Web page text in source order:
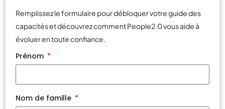
Remplissez le formulaire pour débloquer votre guide des
capacités et découvrez comment People2.0 vous aide à
évoluer en toute confiance.
Prénom
Nom de famille